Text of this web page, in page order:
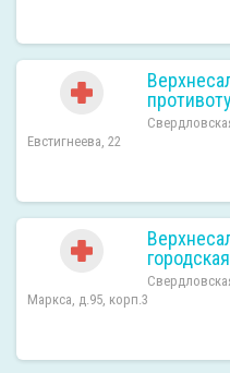
Евстигнеева, 22
Маркса, д.95, корп.3